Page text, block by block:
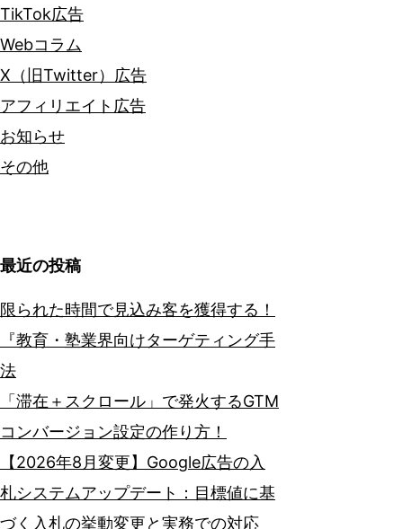
TikTok広告
Webコラム
X（旧Twitter）広告
アフィリエイト広告
お知らせ
その他
最近の投稿
限られた時間で見込み客を獲得する！
『教育・塾業界向けターゲティング手
法
「滞在＋スクロール」で発火するGTM
コンバージョン設定の作り方！
【2026年8月変更】Google広告の入
札システムアップデート：目標値に基
づく入札の挙動変更と実務での対応